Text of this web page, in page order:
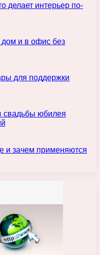
делает интерьер по-
и в офис без
для поддержки
свадьбы юбилея
и зачем применяются